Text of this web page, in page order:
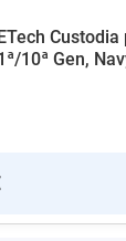
10ª Gen,